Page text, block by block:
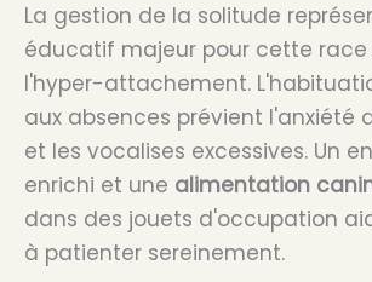
La gestion de la solitude
éducatif majeur pour cette
l'hyper-attachement.
aux absences prévient l'anxiété
et les vocalises excessives. Un
enrichi et une alimentation
dans des jouets d'occupation
à patienter sereinement.